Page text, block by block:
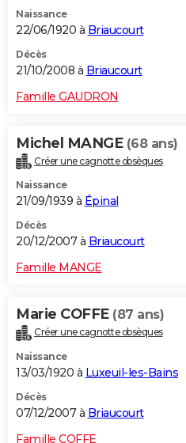
Naissance
22/06/1920 à Briaucourt
Décès
21/10/2008 à Briaucourt
Famille GAUDRON
Michel MANGE (68 ans)
Créer une cagnotte obsèques
Naissance
21/09/1939 à Épinal
Décès
20/12/2007 à Briaucourt
Famille MANGE
Marie COFFE (87 ans)
Créer une cagnotte obsèques
Naissance
13/03/1920 à Luxeuil-les-Bains
Décès
07/12/2007 à Briaucourt
Famille COFFE